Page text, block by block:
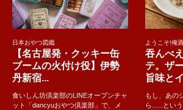
日本おやつ図鑑
【名古屋発・クッキー缶
ブームの火付け役】伊勢
丹新宿...
食いしん坊倶楽部のLINEオープンチャ
ット「dancyuおやつ倶楽部」で、メ
ようこそ!俺
吞んべ
テ。ザ
旨味と
もし、あの
ら......とい